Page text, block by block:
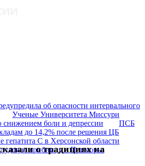
об опасности интервального
Ученые Университета Миссури
снижением боли и депрессии
ПСБ
до 14,2% после решения ЦБ
гепатита C в Херсонской области
грибницу в Приморье
о традициях на